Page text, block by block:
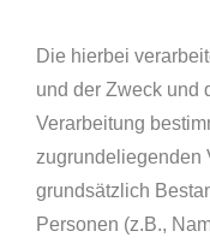
Die hierbei
und der Zweck und
Verarbeitung
zugrundeliegenden
grundsätzlich
Personen (z.B.,